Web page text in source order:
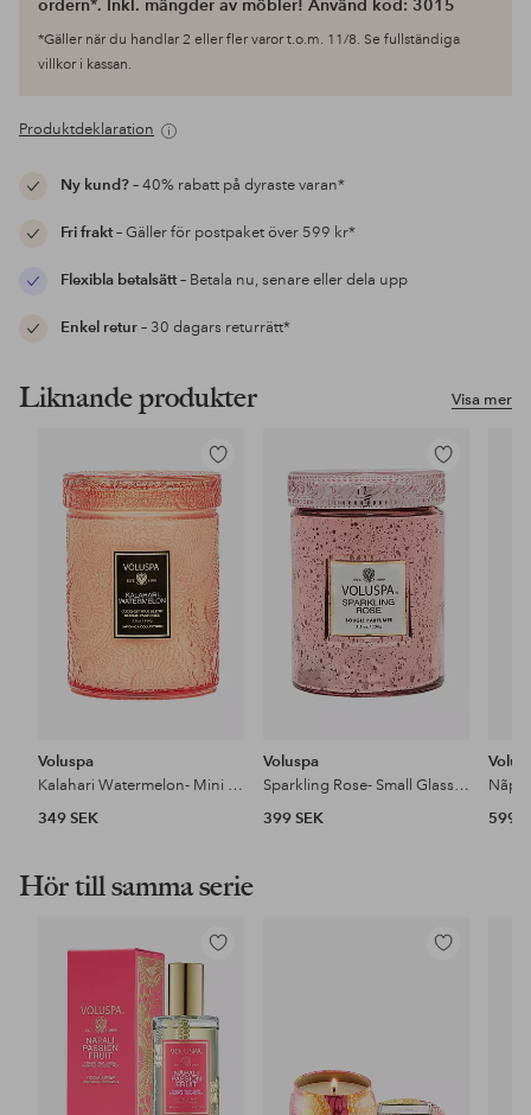
ordern*. Inkl. mängder av möbler! Använd kod: 3015
*Gäller när du handlar 2 eller fler varor t.o.m. 11/8. Se fullständiga
villkor i kassan.
Produktdeklaration
Ny kund?– 40% rabatt på dyraste varan*
Fri frakt– Gäller för postpaket över 599 kr*
Flexibla betalsätt– Betala nu, senare eller dela upp
Enkel retur– 30 dagars returrätt*
Visa mer
Liknande produkter
Lägg
till
i
favoriter
Voluspa
Kalahari Watermelon- Mini Glass Jar 50H
349 SEK
Lägg
till
i
favoriter
Voluspa
Sparkling Rose- Small Glass Jar 50H
399 SEK
599
Hör till samma serie
Lägg
till
favoriter
Lägg